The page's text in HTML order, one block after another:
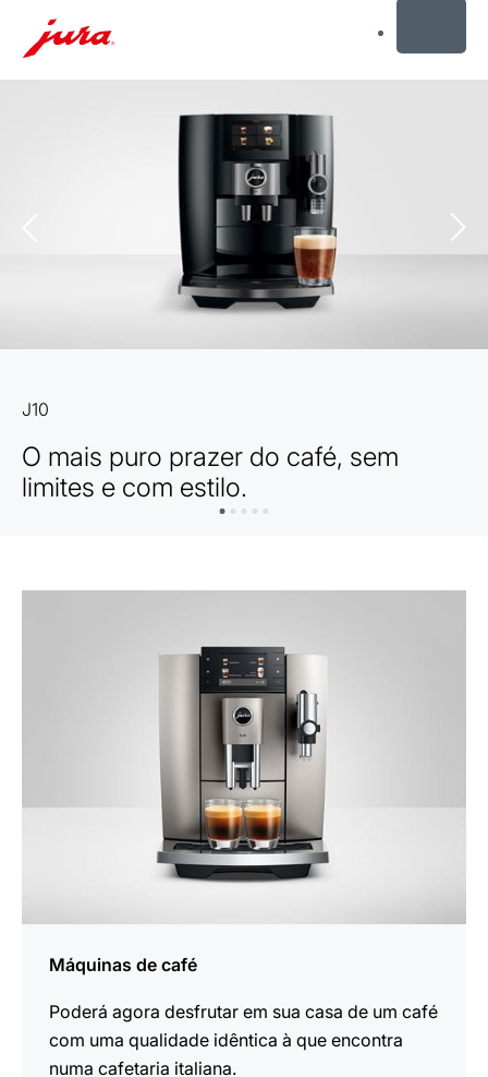
J10
O mais puro prazer do café, sem
limites e com estilo.
Máquinas de café
Poderá agora desfrutar em sua casa de um café
com uma qualidade idêntica à que encontra
numa cafetaria italiana.